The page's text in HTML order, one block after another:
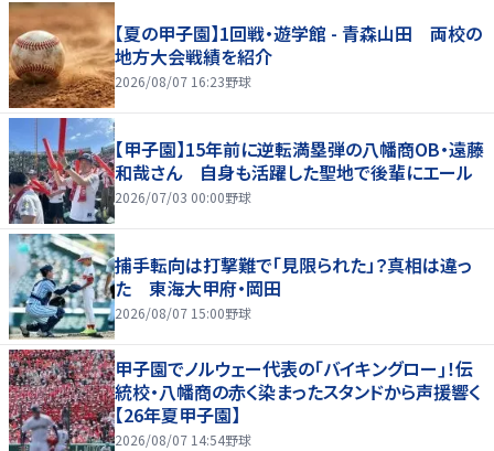
【夏の甲子園】1回戦・遊学館 - 青森山田 両校の
地方大会戦績を紹介
2026/08/07 16:23野球
【甲子園】15年前に逆転満塁弾の八幡商OB・遠藤
和哉さん 自身も活躍した聖地で後輩にエール
2026/07/03 00:00野球
捕手転向は打撃難で「見限られた」？真相は違っ
た 東海大甲府・岡田
2026/08/07 15:00野球
甲子園でノルウェー代表の｢バイキングロー｣！伝
統校・八幡商の赤く染まったスタンドから声援響く
【26年夏甲子園】
2026/08/07 14:54野球